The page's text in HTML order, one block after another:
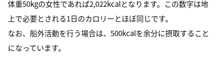
体重50kgの女性であれば2,022kcalとなります。この数字は地
上で必要とされる1日のカロリーとほぼ同じです。
なお、船外活動を行う場合は、500kcalを余分に摂取すること
になっています。